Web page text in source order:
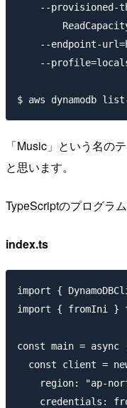
--provisioned-
--endpoint-
--
「Music」という名の
と思います。
TypeScriptのプログラ
index.ts
import {
import { fromIni }
const main =
const client =
region: "ap-
credentials: